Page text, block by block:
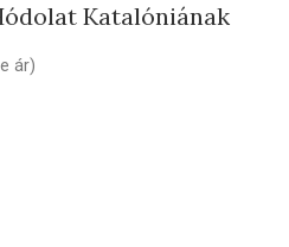
Katalóniának
ár)